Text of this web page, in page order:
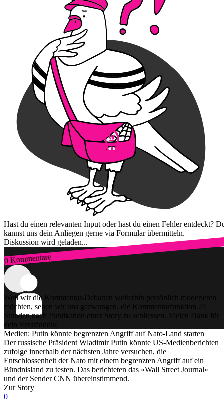
Hast du einen relevanten Input oder hast du einen Fehler entdeckt?
kannst uns dein Anliegen gerne via Formular übermitteln.
Diskussion wird geladen...
0 Kommentare
Zum Login
Weil wir die Kommentar-Debatten weiterhin persönlich moderieren
möchten, sehen wir uns gezwungen, die Kommentarfunktion 24
Stunden nach Publikation einer Story zu schliessen. Vielen Dank für
dein Verständnis!
Medien: Putin könnte begrenzten Angriff auf Nato-Land starten
Der russische Präsident Wladimir Putin könnte US-Medienberichten
zufolge innerhalb der nächsten Jahre versuchen, die
Entschlossenheit der Nato mit einem begrenzten Angriff auf ein
Bündnisland zu testen. Das berichteten das «Wall Street Journal»
und der Sender CNN übereinstimmend.
Zur Story
0